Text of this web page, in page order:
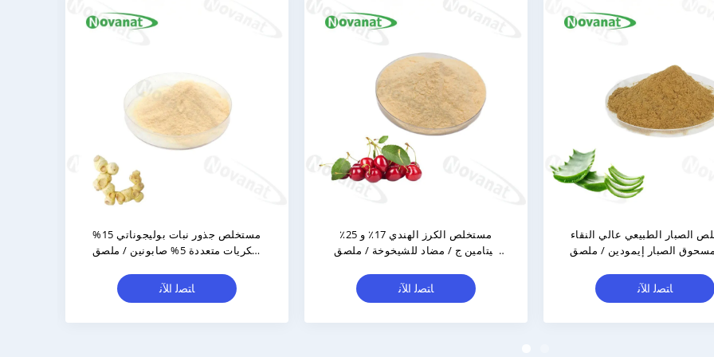
فيتامين ج / مضاد للشيخوخة / ملصق
ﺎﺘﺼﻟ ﺍﻶﻧ
مستخلص الصبار الطبيعي عالي النقاء
95% مسحوق الصبار إيمودين / ملصق
ﺎﺘﺼﻟ ﺍﻶﻧ
Ziziphi Seed Extract / Clean Label /
ﺎﺘﺼﻟ ﺍﻶﻧ